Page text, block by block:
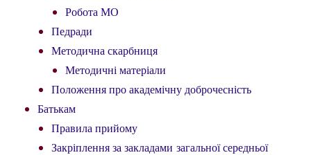
Робота МО
Педради
Методична скарбниця
Методичні матеріали
Положення про академічну доброчесність
Батькам
Правила прийому
Закріплення за закладами загальної середньої